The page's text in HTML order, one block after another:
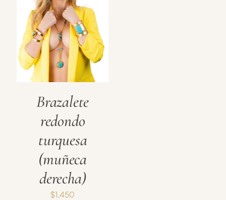
Brazalete
redondo
turquesa
(muñeca
derecha)
$1,450